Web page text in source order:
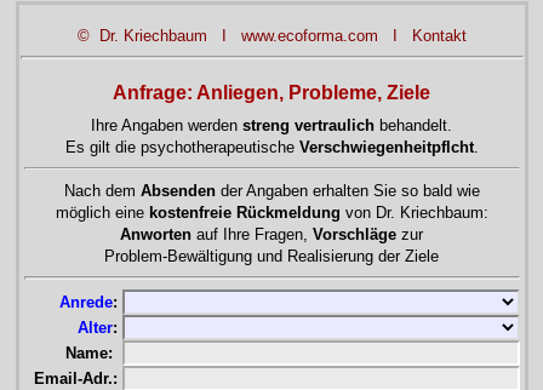
© Dr. Kriechbaum www.ecoforma.com Kontakt
Anfrage: Anliegen, Probleme, Ziele
Ihre Angaben werden streng vertraulich behandelt.
Es gilt die psychotherapeutische Verschwiegenheitpflcht.
Nach dem Absendender Angaben erhalten Sie so bald wie
möglich eine kostenfreie Rückmeldung von Dr. Kriechbaum:
Anworten auf Ihre Fragen, Vorschläge zur
Problem-Bewältigung und Realisierung der Ziele
Anrede:
Alter:
Name:
Email-Adr.: